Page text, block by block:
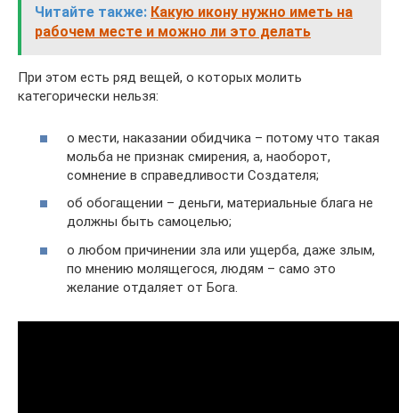
Читайте также: Какую икону нужно иметь на
рабочем месте и можно ли это делать
При этом есть ряд вещей, о которых молить
категорически нельзя:
о мести, наказании обидчика – потому что такая
мольба не признак смирения, а, наоборот,
сомнение в справедливости Создателя;
об обогащении – деньги, материальные блага не
должны быть самоцелью;
о любом причинении зла или ущерба, даже злым,
по мнению молящегося, людям – само это
желание отдаляет от Бога.